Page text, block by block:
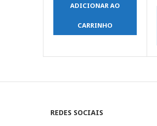
ADICIONAR AO
CARRINHO
REDES SOCIAIS